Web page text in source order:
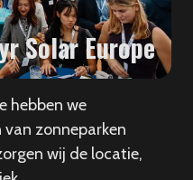
Solar Europe
hebben we
zonneparken
wij de locatie,